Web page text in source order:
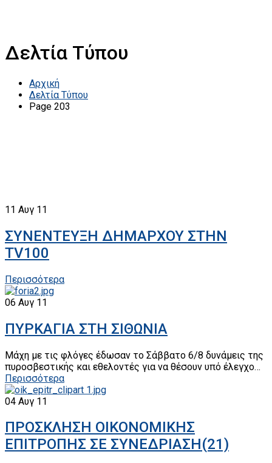
Δελτία Τύπου
Αρχική
Δελτία Τύπου
Page 203
11 Αυγ 11
ΣΥΝΕΝΤΕΥΞΗ ΔΗΜΑΡΧΟΥ ΣΤΗΝ
TV100
Περισσότερα
06 Αυγ 11
ΠΥΡΚΑΓΙΑ ΣΤΗ ΣΙΘΩΝΙΑ
Μάχη με τις φλόγες έδωσαν το Σάββατο 6/8 δυνάμεις της
πυροσβεστικής και εθελοντές για να θέσουν υπό έλεγχο…
Περισσότερα
04 Αυγ 11
ΠΡΟΣΚΛΗΣΗ ΟΙΚΟΝΟΜΙΚΗΣ
ΕΠΙΤΡΟΠΗΣ ΣΕ ΣΥΝΕΔΡΙΑΣΗ(21)